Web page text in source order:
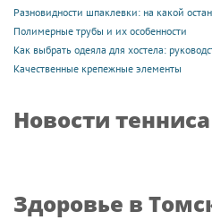
Разновидности шпаклевки: на какой
Полимерные трубы и их особенности
Как выбрать одеяла для хостела:
Качественные крепежные элементы
Новости тенниса
Здоровье в